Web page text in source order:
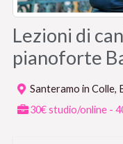
Lezioni di
pianoforte
Santeramo in Colle,
30€ studio/online -